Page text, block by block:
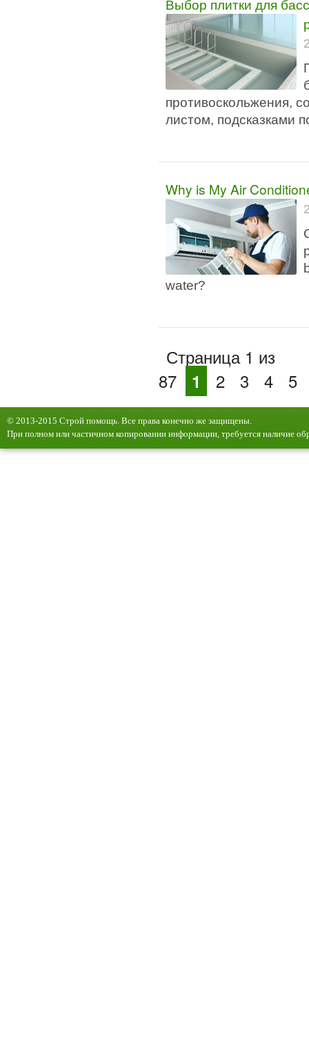
Выбор плитки для
противоскольжения,
листом, подсказками
Why is My Air
water?
Страница 1 из
87
1 2 3 4 5
© 2013-2015 Строй помощь. Все права конечно же защищены.
При полном или частичном копировании информации, требуется наличие